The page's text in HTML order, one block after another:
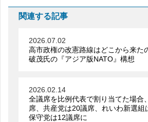
関連する記事
2026.07.02
高市政権の改憲路線はどこから来
破茂氏の『アジア版NATO』構想
2026.02.14
全議席を比例代表で割り当てた場合
席、共産党は20議席、れいわ新選組
保守党は12議席に